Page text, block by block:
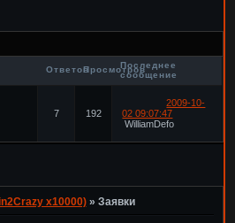
ОтветовПросмотровПоследнее
сообщение
7 192
2009-10-
02 09:07:47
WilliamDefo
x10000) » Заявки